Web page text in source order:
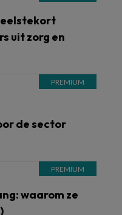
uit zorg en
de sector
waarom ze